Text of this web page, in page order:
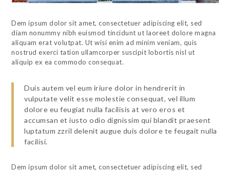
Dem ipsum dolor sit amet, consectetuer adipiscing elit, sed
diam nonummy nibh euismod tincidunt ut laoreet dolore magna
aliquam erat volutpat. Ut wisi enim ad minim veniam, quis
nostrud exerci tation ullamcorper suscipit lobortis nisl ut
aliquip ex ea commodo consequat.
Duis autem vel eum iriure dolor in hendrerit in
vulputate velit esse molestie consequat, vel illum
dolore eu feugiat nulla facilisis at vero eros et
accumsan et iusto odio dignissim qui blandit praesent
luptatum zzril delenit augue duis dolore te feugait nulla
facilisi.
Dem ipsum dolor sit amet, consectetuer adipiscing elit, sed